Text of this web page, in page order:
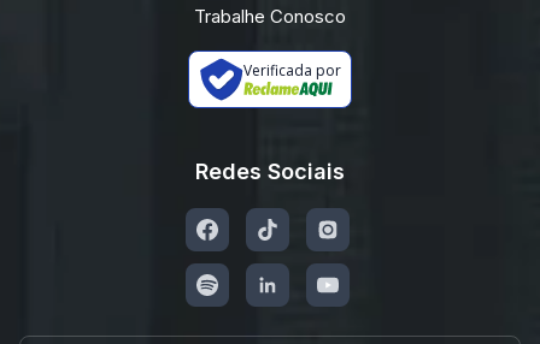
Trabalhe Conosco
Verificada por
Redes Sociais